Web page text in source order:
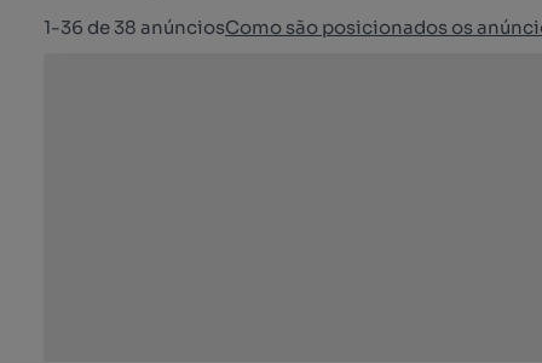
1-36 de 38 anúnciosComo são posicionados os